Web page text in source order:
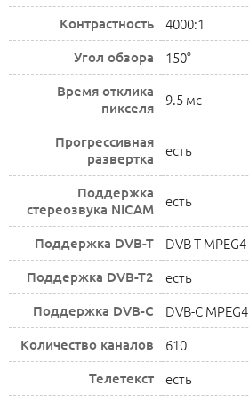
Контрастность 4000:1
Угол обзора 150°
Время отклика
пикселя
9.5 мс
Прогрессивная
развертка
есть
Поддержка
стереозвука NICAM
есть
Поддержка DVB-T DVB-T MPEG4
Поддержка DVB-T2 есть
Поддержка DVB-C DVB-C MPEG4
Количество каналов 610
Телетекст есть